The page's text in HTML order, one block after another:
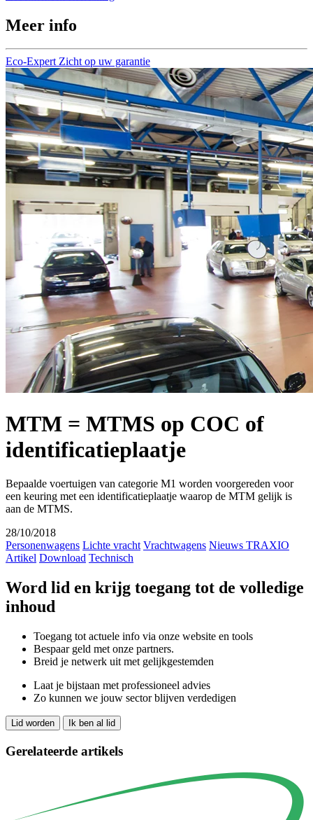
Meer info
Eco-Expert Zicht op uw garantie
MTM = MTMS op COC of
identificatieplaatje
Bepaalde voertuigen van categorie M1 worden voorgereden voor
een keuring met een identificatieplaatje waarop de MTM gelijk is
aan de MTMS.
28/10/2018
Personenwagens Lichte vracht Vrachtwagens Nieuws TRAXIO
Artikel Download Technisch
Word lid en krijg toegang tot de volledige
inhoud
Toegang tot actuele info via onze website en tools
Bespaar geld met onze partners.
Breid je netwerk uit met gelijkgestemden
Laat je bijstaan met professioneel advies
Zo kunnen we jouw sector blijven verdedigen
Lid worden Ik ben al lid
Gerelateerde artikels